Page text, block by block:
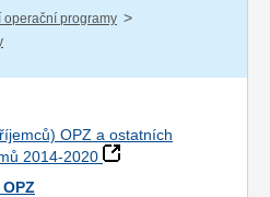
operační programy /
OPZ a ostatních
2014-2020